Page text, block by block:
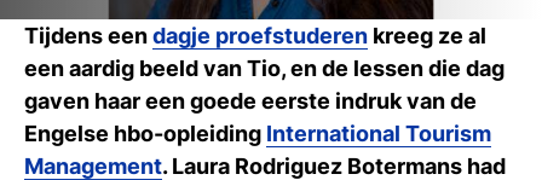
Tijdens eendagje proefstuderen kreeg ze al
een aardig beeld van Tio, en de lessen die dag
gaven haar een goede eerste indruk van de
Engelse hbo-opleiding International Tourism
Management. Laura Rodriguez Botermans had